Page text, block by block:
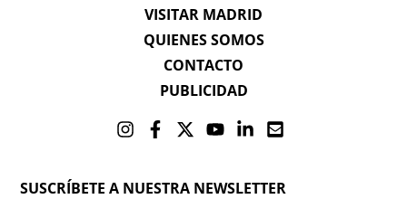
VISITAR MADRID
QUIENES SOMOS
CONTACTO
PUBLICIDAD
SUSCRÍBETE A NUESTRA NEWSLETTER